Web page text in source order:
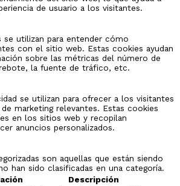
de usuario a los visitantes.
se utilizan para entender cómo
con el sitio web. Estas cookies ayudan
sobre las métricas del número de
la fuente de tráfico, etc.
se utilizan para ofrecer a los visitantes
marketing relevantes. Estas cookies
en los sitios web y recopilan
anuncios personalizados.
son aquellas que están siendo
han sido clasificadas en una categoría.
Descripción